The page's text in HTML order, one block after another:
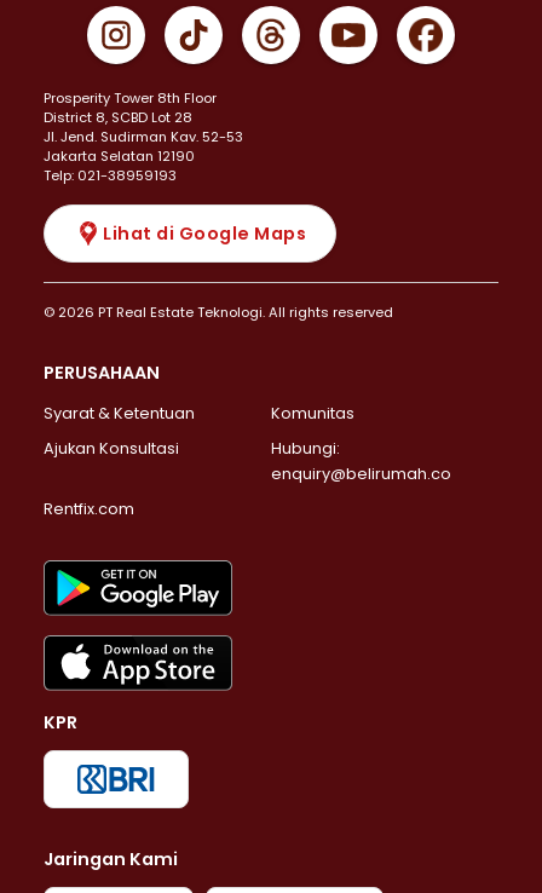
Prosperity Tower 8th Floor
District 8, SCBD Lot 28
JI. Jend. Sudirman Kav. 52-53
Jakarta Selatan 12190
Telp: 021-38959193
Lihat di Google Maps
© 2026 PT Real Estate Teknologi. All rights reserved
PERUSAHAAN
Syarat & Ketentuan
Komunitas
Ajukan Konsultasi
Hubungi:
enquiry@belirumah.co
Rentfix.com
KPR
Jaringan Kami